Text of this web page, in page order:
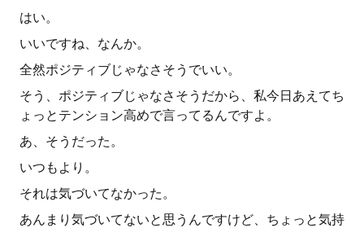
はい。
いいですね、なんか。
全然ポジティブじゃなさそうでいい。
そう、ポジティブじゃなさそうだから、私今日あえてち
ょっとテンション高めで言ってるんですよ。
あ、そうだった。
いつもより。
それは気づいてなかった。
あんまり気づいてないと思うんですけど、ちょっと気持